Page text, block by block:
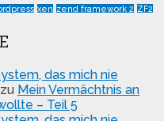
xen zend framework 2 ZF2
das mich nie
zu Mein Vermächtnis an
– Teil 5